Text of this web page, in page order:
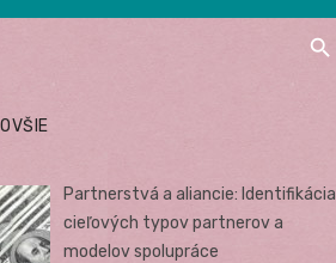
Partnerstvá a aliancie: Identifikácia
cieľových typov partnerov a
modelov spolupráce